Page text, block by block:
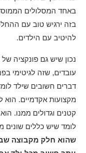
באחד המסלולים
בזה ירגיש טוב עם
להיטיב עם הילדים.
נכון שיש גם פונקציה
עובדים, שזה לגיטימי
דברים חשובים שילד
מקצועות אקדמיים. הוא
קטנים וגדולים ממנו.
לומד שיש כללים שונים
שהוא חלק מקבוצה